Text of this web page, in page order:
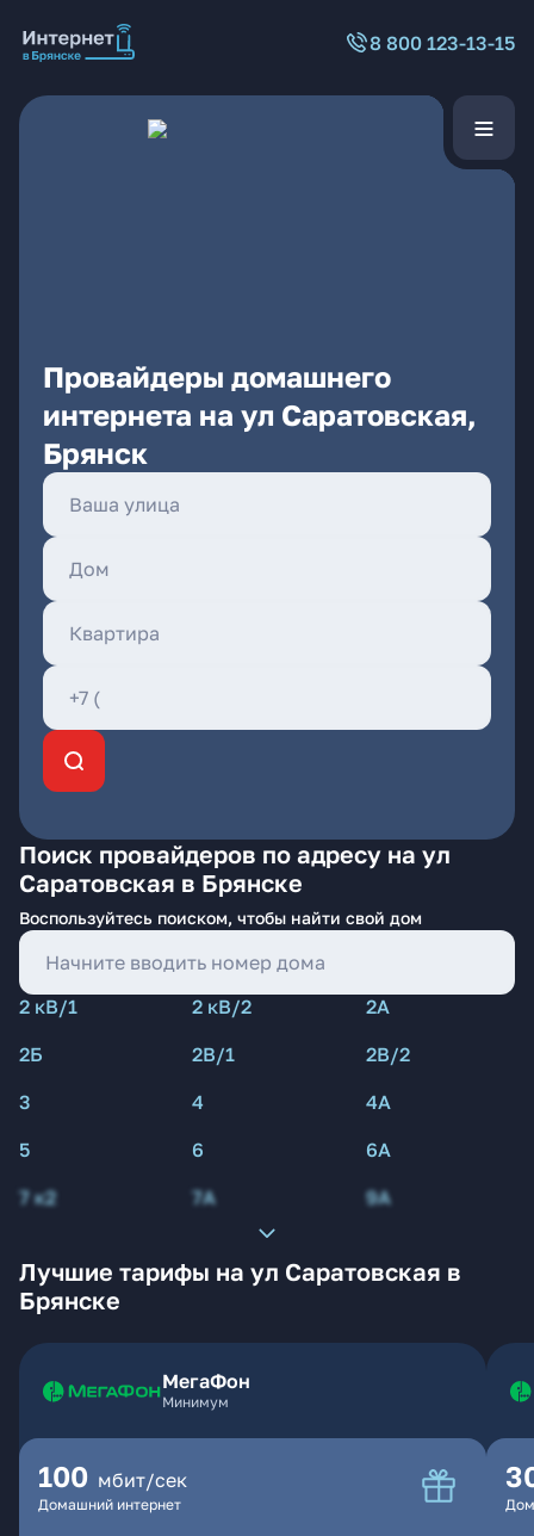
8 800 123-13-15
Провайдеры домашнего
интернета на ул Саратовская,
Брянск
Поиск провайдеров по адресу на ул
Саратовская в Брянске
Воспользуйтесь поиском, чтобы найти свой дом
2 кВ/1 2 кВ/2
2А
2Б
2В/1
2В/2
3
4
4А
5
6
6А
7 к2
7А 9А
Лучшие тарифы на ул Саратовская в
Брянске
МегаФон
Минимум
100 мбит/сек
Домашний интернет